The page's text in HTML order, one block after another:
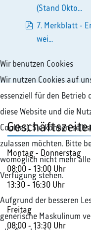
pdf(Stand Okto...
pdf
7. Merkblatt -
wei...
Montag - Donnerstag
08:00 - 13:00 Uhr
13:30 - 16:30 Uhr
Freitag
08:00 - 13:30 Uhr
Wir benutzen Cookies
Wir nutzen Cookies auf
essenziell für den Betrieb
diese Website und die
Cookies). Sie können
zulassen möchten. Bitte
womöglich nicht mehr
Verfügung stehen.
Aufgrund der besseren
generische Maskulinum